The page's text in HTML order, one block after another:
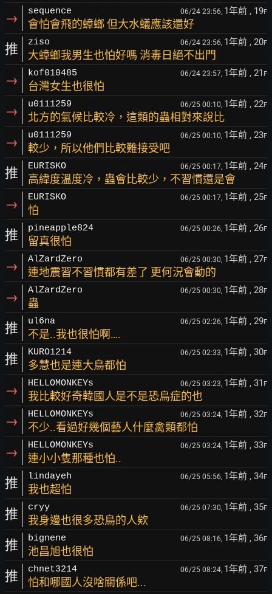
→ sequence 06/24 23:56, 1年前 , 19F
會怕會飛的蟑螂 但大水蟻應該還好
推 ziso 06/24 23:56, 1年前 , 20F
大蟑螂我男生也怕好嗎 消毒日絕不出門
→ kof010485 06/24 23:57, 1年前 , 21 F
台灣女生也很怕
→ u0111259 06/25 00:10, 1年前 , 22F
北方的氣候比較冷，這類的蟲相對來說比
→ u0111259 06/25 00:10, 1年前 , 23F
較少，所以他們比較難接受吧
推 EURISKO 06/25 00:17, 1年前 , 24F
高緯度溫度冷，蟲會比較少，不習慣還是會
→ EURISKO 06/25 00:17, 1年前 , 25F
怕
推 pineapple824 06/25 00:26, 1年前 , 26F
留真很怕
→ AlZardZero 06/25 00:30, 1年前 , 27F
連地震習不習慣都有差了 更何況會動的
→ AlZardZero 06/25 00:30, 1年前 , 28F
蟲
推 ul6na 06/25 02:26, 1年前 , 29F
不是..我也很怕啊….
推 KURO1214 06/25 02:33, 1年前 , 30F
多慧也是連大鳥都怕
→ HELLOMONKEYs 06/25 03:23, 1年前 , 31 F
我比較好奇韓國人是不是恐鳥症的也
→ HELLOMONKEYs 06/25 03:24, 1年前 , 32F
不少..看過好幾個藝人什麼禽類都怕
→ HELLOMONKEYs 06/25 03:24, 1年前 , 33F
連小小隻那種也怕..
推 lindayeh 06/25 05:56, 1年前 , 34F
我也超怕
推 cryy 06/25 07:30, 1年前 , 35F
我身邊也很多恐鳥的人欸
推 bignene 06/25 08:16, 1年前 , 36F
池昌旭也很怕
推 chnet3214 06/25 08:24, 1年前 , 37F
怕和哪國人沒啥關係吧...